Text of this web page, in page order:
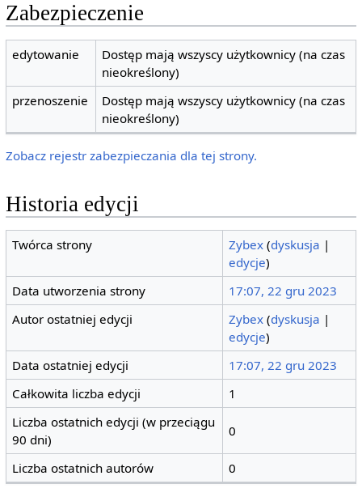
Zabezpieczenie
edytowanie
Dostęp mają wszyscy użytkownicy (na czas
nieokreślony)
przenoszenie
Dostęp mają wszyscy użytkownicy (na czas
nieokreślony)
Zobacz rejestr zabezpieczania dla tej strony.
Historia edycji
Twórca strony Zybex (dyskusja |
edycje)
Data utworzenia strony
17:07, 22 gru 2023
Autor ostatniej edycji
Zybex (dyskusja |
edycje)
Data ostatniej edycji
17:07, 22 gru 2023
Całkowita liczba edycji
1
Liczba ostatnich edycji (w przeciągu
90 dni)
0
Liczba ostatnich autorów 0